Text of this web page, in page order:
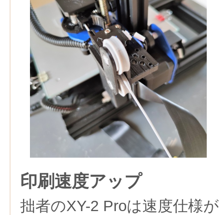
印刷速度アップ
拙者のXY-2 Proは速度仕様